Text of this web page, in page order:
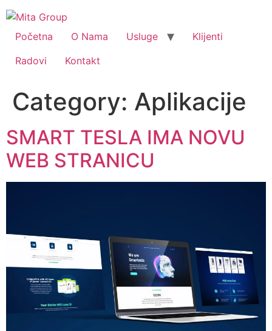
Početna O Nama Usluge
Klijenti
Radovi
Kontakt
Category: Aplikacije
SMART TESLA IMA NOVU
WEB STRANICU